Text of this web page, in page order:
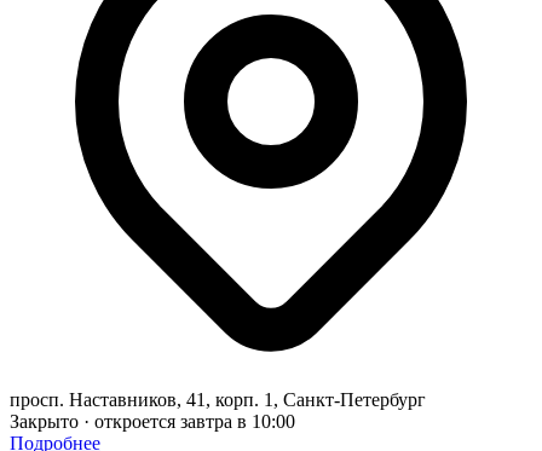
просп. Наставников, 41, корп. 1, Санкт-Петербург
Закрыто · откроется завтра в 10:00
Подробнее